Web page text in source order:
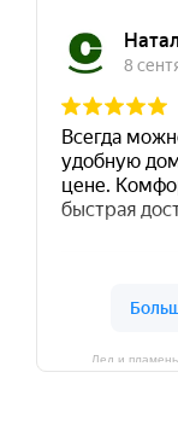
Лед и